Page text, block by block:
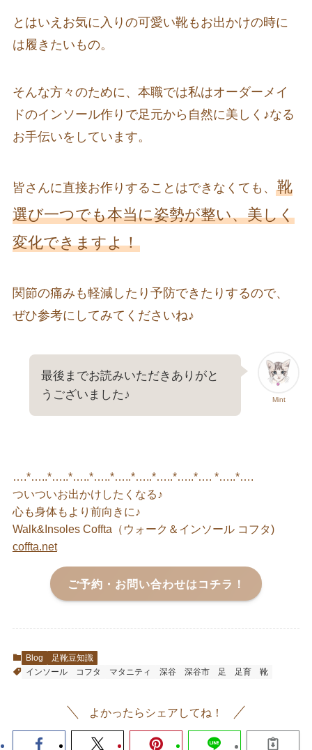
とはいえお気に入りの可愛い靴もお出かけの時に
は履きたいもの。
そんな方々のために、本職では私はオーダーメイ
ドのインソール作りで足元から自然に美しく♪なる
お手伝いをしています。
皆さんに直接お作りすることはできなくても、 靴
選び一つでも本当に姿勢が整い、美しく
変化できますよ！
関節の痛みも軽減したり予防できたりするので、
ぜひ参考にしてみてくださいね♪
Mint
最後までお読みいただきありがと
うございました♪
….*…..*…..*…..*…..*…..*…..*…..*…..*…. *…..*….
ついついお出かけしたくなる♪
心も身体もより前向きに♪
Walk&Insoles Coffta（ウォーク＆インソール コフタ)
coffta.net
ご予約・お問い合わせはコチラ！
Blog
足靴豆知識
インソール
コフタ マタニティ 深谷 深谷市 足 足育 靴
よかったらシェアしてね！